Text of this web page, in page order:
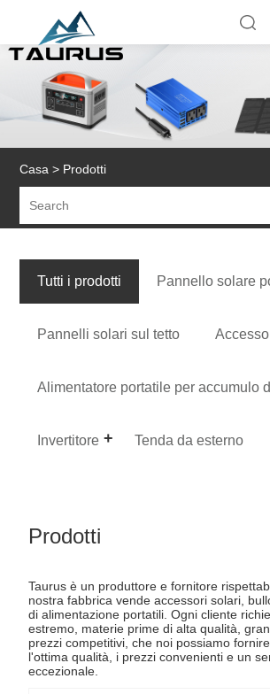
Casa > Prodotti
Tutti i prodotti Pannello solare
Pannelli solari sul tetto
Alimentatore portatile per accumulo
Invertitore Tenda da esterno
Prodotti
Taurus è un produttore e fornitore
nostra fabbrica vende accessori solari,
di alimentazione portatili. Ogni cliente
estremo, materie prime di alta qualità,
prezzi competitivi, che noi possiamo
l'ottima qualità, i prezzi convenienti e un
eccezionale.